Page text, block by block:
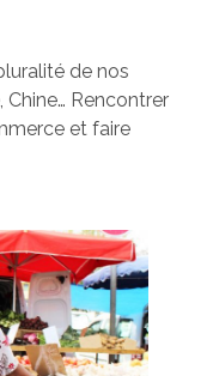
de nos
Chine… Rencontrer
et faire